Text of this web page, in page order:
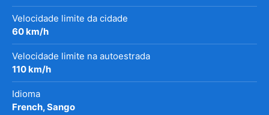
Velocidade limite da cidade
60 km/h
Velocidade limite na autoestrada
110 km/h
Idioma
French, Sango